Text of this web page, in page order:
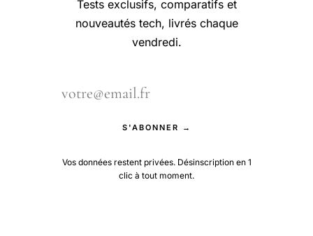
Tests exclusifs, comparatifs et
nouveautés tech, livrés chaque
vendredi.
S'ABONNER →
Vos données restent privées. Désinscription en 1
clic à tout moment.